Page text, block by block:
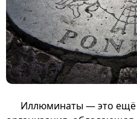
Иллюминаты — это ещё